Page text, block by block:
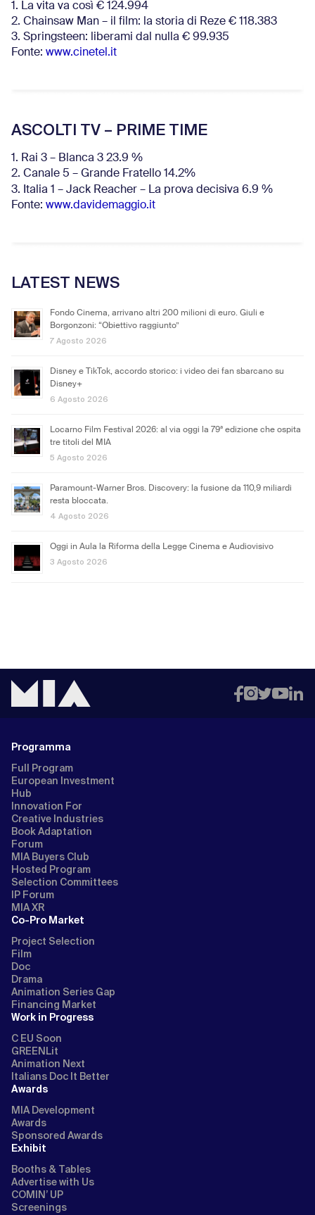
1. La vita va così € 124.994
2. Chainsaw Man – il film: la storia di Reze € 118.383
3. Springsteen: liberami dal nulla € 99.935
Fonte: www.cinetel.it
ASCOLTI TV – PRIME TIME
1. Rai 3 – Blanca 3 23.9 %
2. Canale 5 – Grande Fratello 14.2%
3. Italia 1 – Jack Reacher – La prova decisiva 6.9 %
Fonte: www.davidemaggio.it
LATEST NEWS
Fondo Cinema, arrivano altri 200 milioni di euro. Giuli e
Borgonzoni: “Obiettivo raggiunto”
7 Agosto 2026
Disney e TikTok, accordo storico: i video dei fan sbarcano su
Disney+
6 Agosto 2026
Locarno Film Festival 2026: al via oggi la 79ª edizione che ospita
tre titoli del MIA
5 Agosto 2026
Paramount-Warner Bros. Discovery: la fusione da 110,9 miliardi
resta bloccata.
4 Agosto 2026
Oggi in Aula la Riforma della Legge Cinema e Audiovisivo
3 Agosto 2026
Programma
Full Program
European Investment
Hub
Innovation For
Creative Industries
Book Adaptation
Forum
MIA Buyers Club
Hosted Program
Selection Committees
IP Forum
MIA XR
Co-Pro Market
Project Selection
Film
Doc
Drama
Animation Series Gap
Financing Market
Work in Progress
C EU Soon
GREENLit
Animation Next
Italians Doc It Better
Awards
MIA Development
Awards
Sponsored Awards
Exhibit
Booths & Tables
Advertise with Us
COMIN’ UP
Screenings